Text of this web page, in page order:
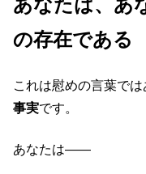
あなたは、あ
の存在である
これは慰めの言葉では
事実です。
あなたは――